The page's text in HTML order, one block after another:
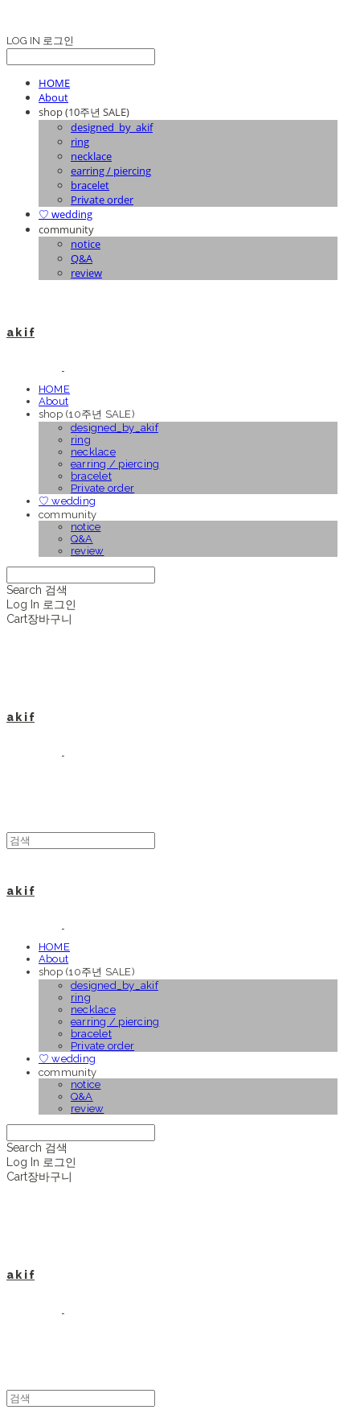
LOG IN 로그인
HOME
About
shop (10주년 SALE)
designed_by_akif
ring
necklace
earring / piercing
bracelet
Private order
♡ wedding
community
notice
Q&A
review
a k i f
HOME
About
shop (10주년 SALE)
designed_by_akif
ring
necklace
earring / piercing
bracelet
Private order
♡ wedding
community
notice
Q&A
review
Search 검색
Log In 로그인
Cart장바구니
a k i f
a k i f
HOME
About
shop (10주년 SALE)
designed_by_akif
ring
necklace
earring / piercing
bracelet
Private order
♡ wedding
community
notice
Q&A
review
Search 검색
Log In 로그인
Cart장바구니
a k i f